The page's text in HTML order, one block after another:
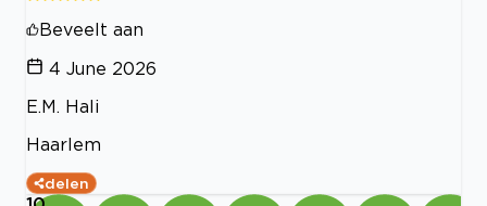
Beveelt aan
4 June 2026
E.M. Hali
Haarlem
delen